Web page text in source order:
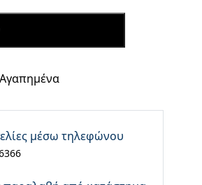
Αγαπημένα
μέσω τηλεφώνου